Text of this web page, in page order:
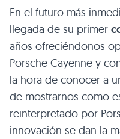
En el futuro más
llegada de su primer
años ofreciéndonos
Porsche Cayenne y
la hora de conocer a
de mostrarnos como
reinterpretado por
innovación se dan la